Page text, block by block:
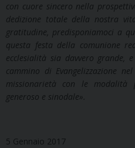
con cuore sincero nella
dedizione totale della nostra
gratitudine, predisponiamoci a
questa festa della comunione
ecclesialità sia davvero grande,
cammino di Evangelizzazione
missionarietà con le
generoso e sinodale».
5 Gennaio 2017